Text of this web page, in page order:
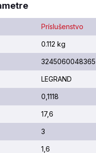
Príslušenstvo
0.112 kg
3245060048365
LEGRAND
0,1118
17,6
3
1,6